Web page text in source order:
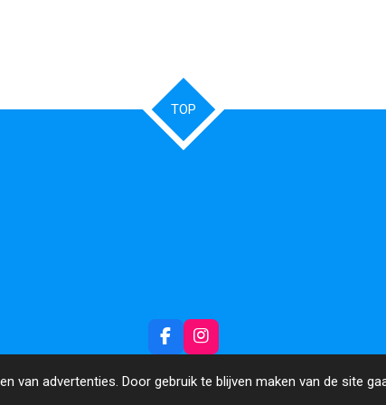
advertenties. Door gebruik te blijven maken van de site
TOP
F
a
c
I
n
s